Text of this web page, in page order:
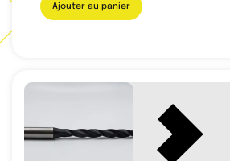
Ajouter au panier